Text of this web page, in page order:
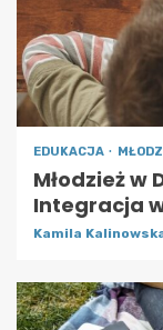
EDUKACJA
Młodzież w
Integracja
Kamila